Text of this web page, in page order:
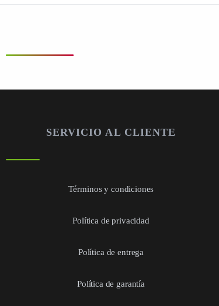
SERVICIO AL CLIENTE
Términos y condiciones
Política de privacidad
Política de entrega
Política de garantía